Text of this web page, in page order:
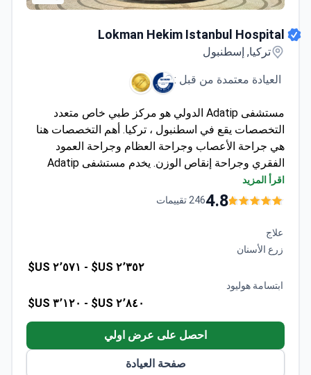
Lokman Hekim Istanbul Hospital
تركيا, إسطنبول
العيادة معتمدة من قبل :
مستشفى Adatip الدولي هو مركز طبي خاص متعدد
التخصصات يقع في اسطنبول ، تركيا. أهم التخصصات هنا
هي جراحة الأعصاب وجراحة العظام وجراحة العمود
الفقري وجراحة إنقاص الوزن. يخدم مستشفى Adatip
الدولي البالغين والأطفال. يزور المرضى من دول رابطة
الدول المستقلة وإفريقيا وجامعة الدول العربية العيادة في
اقرأ المزيد
4.8246 تقييمات
علاج
زرع الأسنان
٢٬٣٥٢ US$ - ٢٬٥٧١ US$
ابتسامة هوليود
٢٬٨٤٠ US$ - ٣٬١٢٠ US$
احصل على عرض اولي
صفحة العيادة